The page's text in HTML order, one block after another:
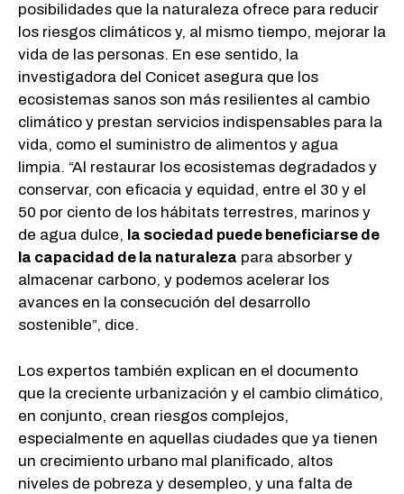
posibilidades que la naturaleza ofrece para reducir
los riesgos climáticos y, al mismo tiempo, mejorar la
vida de las personas. En ese sentido, la
investigadora del Conicet asegura que los
ecosistemas sanos son más resilientes al cambio
climático y prestan servicios indispensables para la
vida, como el suministro de alimentos y agua
limpia. “Al restaurar los ecosistemas degradados y
conservar, con eficacia y equidad, entre el 30 y el
50 por ciento de los hábitats terrestres, marinos y
de agua dulce, la sociedad puede beneficiarse de
la capacidad de la naturaleza para absorber y
almacenar carbono, y podemos acelerar los
avances en la consecución del desarrollo
sostenible”, dice.
Los expertos también explican en el documento
que la creciente urbanización y el cambio climático,
en conjunto, crean riesgos complejos,
especialmente en aquellas ciudades que ya tienen
un crecimiento urbano mal planificado, altos
niveles de pobreza y desempleo, y una falta de